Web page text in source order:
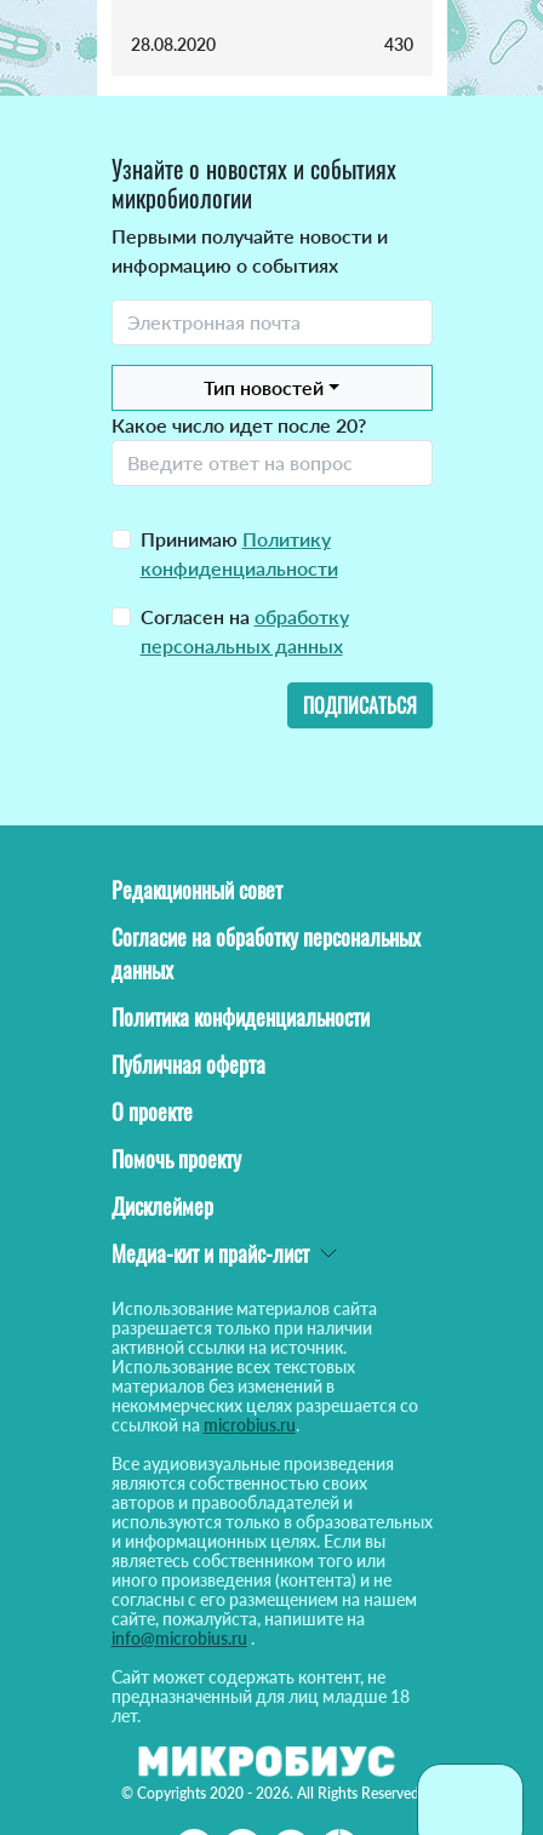
28.08.2020 430
Узнайте о новостях и событиях
микробиологии
Первыми получайте новости и
информацию о событиях
Тип новостей
Какое число идет после 20?
Принимаю Политику
конфиденциальности
Согласен на обработку
персональных данных
ПОДПИСАТЬСЯ
© Copyrights 2020 - 2026. All Rights Reserved!
Редакционный совет
Согласие на обработку персональных
данных
Политика конфиденциальности
Публичная оферта
О проекте
Помочь проекту
Дисклеймер
Медиа-кит и прайс-лист
Использование материалов сайта
разрешается только при наличии
активной ссылки на источник.
Использование всех текстовых
материалов без изменений в
некоммерческих целях разрешается со
ссылкой на microbius.ru.
Все аудиовизуальные произведения
являются собственностью своих
авторов и правообладателей и
используются только в образовательных
и информационных целях. Если вы
являетесь собственником того или
иного произведения (контента) и не
согласны с его размещением на нашем
сайте, пожалуйста, напишите на
info@microbius.ru .
Сайт может содержать контент, не
предназначенный для лиц младше 18
лет.